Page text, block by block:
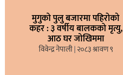
मुगुको पुलु बजारमा पहिरोको
कहर : ३ वर्षीय बालकको मृत्यु,
आठ घर जोखिममा
विवेन्द्र नेपाली २०८३ श्रावण ९